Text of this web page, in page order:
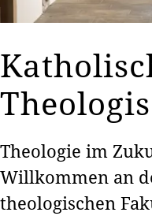
Theologie im
Willkommen an
theologischen